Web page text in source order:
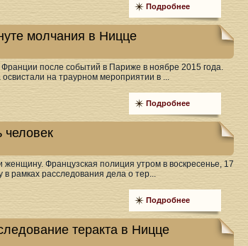
Подробнее
молчания в Ницце
после событий в Париже в ноябре 2015 года.
на траурном мероприятии в ...
Подробнее
человек
Французская полиция утром в воскресенье, 17
рамках расследования дела о тер...
Подробнее
теракта в Ницце